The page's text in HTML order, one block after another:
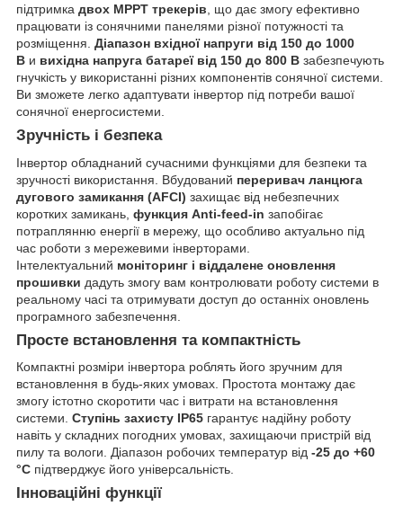
підтримка двох MPPT трекерів , що дає змогу ефективно
працювати із сонячними панелями різної потужності та
розміщення. Діапазон вхідної напруги від 150 до 1000
В и вихідна напруга батареї від 150 до 800 В забезпечують
гнучкість у використанні різних компонентів сонячної системи.
Ви зможете легко адаптувати інвертор під потреби вашої
сонячної енергосистеми.
Зручність і безпека
Інвертор обладнаний сучасними функціями для безпеки та
зручності використання. Вбудований переривач ланцюга
дугового замикання (AFCI) захищає від небезпечних
коротких замикань, функция Anti-feed-in запобігає
потраплянню енергії в мережу, що особливо актуально під
час роботи з мережевими інверторами.
Інтелектуальний моніторинг і віддалене оновлення
прошивки дадуть змогу вам контролювати роботу системи в
реальному часі та отримувати доступ до останніх оновлень
програмного забезпечення.
Просте встановлення та компактність
Компактні розміри інвертора роблять його зручним для
встановлення в будь-яких умовах. Простота монтажу дає
змогу істотно скоротити час і витрати на встановлення
системи. Ступінь захисту IP65 гарантує надійну роботу
навіть у складних погодних умовах, захищаючи пристрій від
пилу та вологи. Діапазон робочих температур від -25 до +60
°C підтверджує його універсальність.
Інноваційні функції